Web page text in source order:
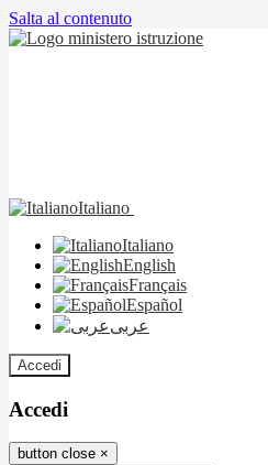
Salta al contenuto
Italiano
Italiano
English
Français
Español
عربى
Accedi
Accedi
button close ×